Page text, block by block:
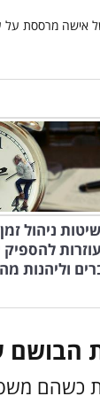
5 שיטות ניהול זמן
להספיק
וליהנות
כשהם